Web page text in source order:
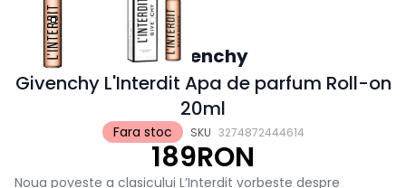
Fara stoc SKU 3274872444614
Givenchy
Givenchy L'Interdit Apa de parfum Roll-on
20ml
189RON
Noua poveste a clasicului L’Interdit vorbeste despre